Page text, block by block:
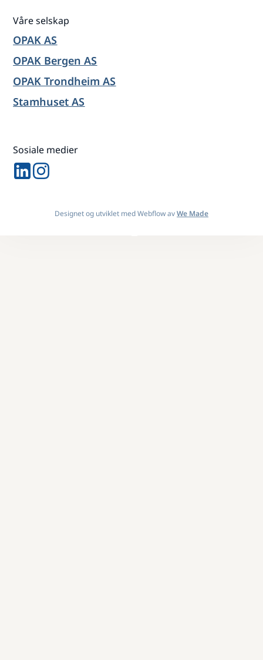
Våre selskap
OPAK AS
OPAK Bergen AS
OPAK Trondheim AS
Stamhuset AS
Sosiale medier
Designet og utviklet med Webflow avWe Made